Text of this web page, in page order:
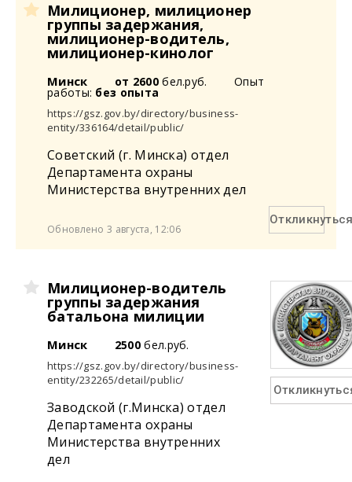
Милиционер, милиционер
группы задержания,
милиционер-водитель,
милиционер-кинолог
Минск от 2600бел.руб. Опыт
работы: без опыта
https://gsz.gov.by/directory/business-
entity/336164/detail/public/
Советский (г. Минска) отдел
Департамента охраны
Министерства внутренних дел
Обновлено 3 августа, 12:06
Милиционер-водитель
группы задержания
батальона милиции
Минск 2500 бел.руб.
https://gsz.gov.by/directory/business-
entity/232265/detail/public/
Заводской (г.Минска) отдел
Департамента охраны
Министерства внутренних
дел